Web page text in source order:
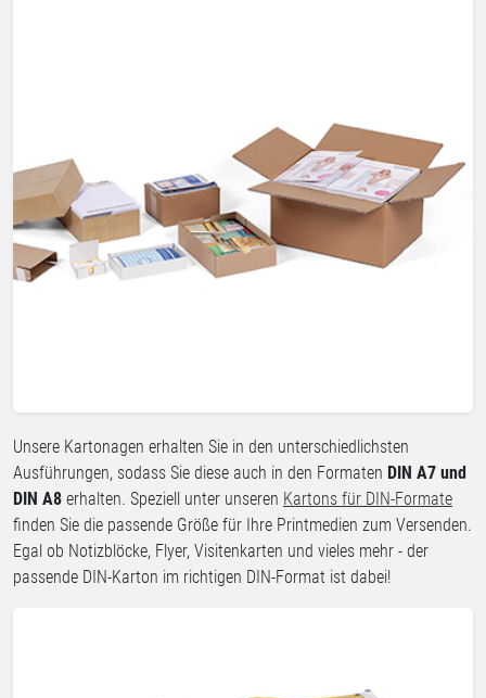
Unsere Kartonagen erhalten Sie in den unterschiedlichsten
Ausführungen, sodass Sie diese auch in den Formaten DIN A7 und
DIN A8 erhalten. Speziell unter unseren Kartons für DIN-Formate
finden Sie die passende Größe für Ihre Printmedien zum Versenden.
Egal ob Notizblöcke, Flyer, Visitenkarten und vieles mehr - der
passende DIN-Karton im richtigen DIN-Format ist dabei!